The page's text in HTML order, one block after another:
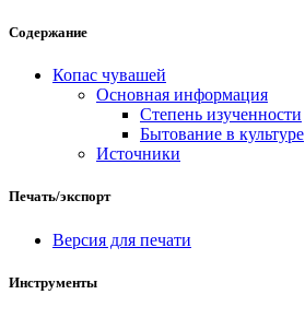
Содержание
Копас чувашей
Основная информация
Степень изученности
Бытование в культуре
Источники
Печать/экспорт
Версия для печати
Инструменты